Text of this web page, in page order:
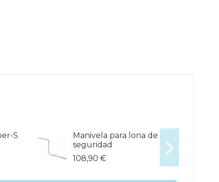
S
Manivela para lona de
seguridad
108,90 €